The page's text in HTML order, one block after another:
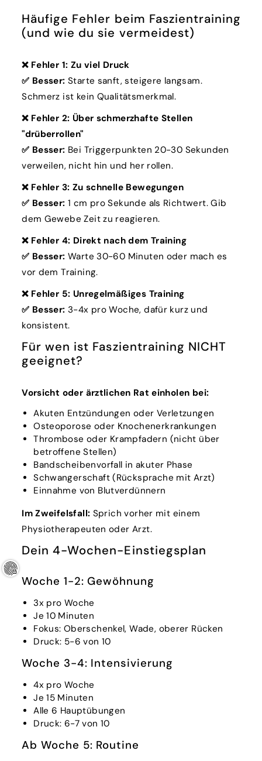
Häufige Fehler beim Faszientraining
(und wie du sie vermeidest)
❌ Fehler 1: Zu viel Druck
✅ Besser: Starte sanft, steigere langsam.
Schmerz ist kein Qualitätsmerkmal.
❌ Fehler 2: Über schmerzhafte Stellen
"drüberrollen"
✅ Besser: Bei Triggerpunkten 20-30 Sekunden
verweilen, nicht hin und her rollen.
❌ Fehler 3: Zu schnelle Bewegungen
✅ Besser: 1 cm pro Sekunde als Richtwert. Gib
dem Gewebe Zeit zu reagieren.
❌ Fehler 4: Direkt nach dem Training
✅ Besser: Warte 30-60 Minuten oder mach es
vor dem Training.
❌ Fehler 5: Unregelmäßiges Training
✅ Besser: 3-4x pro Woche, dafür kurz und
konsistent.
Für wen ist Faszientraining NICHT
geeignet?
Vorsicht oder ärztlichen Rat einholen bei:
Akuten Entzündungen oder Verletzungen
Osteoporose oder Knochenerkrankungen
Thrombose oder Krampfadern (nicht über
betroffene Stellen)
Bandscheibenvorfall in akuter Phase
Schwangerschaft (Rücksprache mit Arzt)
Einnahme von Blutverdünnern
Im Zweifelsfall: Sprich vorher mit einem
Physiotherapeuten oder Arzt.
Dein 4-Wochen-Einstiegsplan
Woche 1-2: Gewöhnung
3x pro Woche
Je 10 Minuten
Fokus: Oberschenkel, Wade, oberer Rücken
Druck: 5-6 von 10
Woche 3-4: Intensivierung
4x pro Woche
Je 15 Minuten
Alle 6 Hauptübungen
Druck: 6-7 von 10
Ab Woche 5: Routine